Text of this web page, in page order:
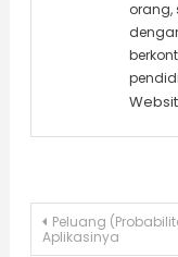
orang,
Post
Peluang
Aplikasinya